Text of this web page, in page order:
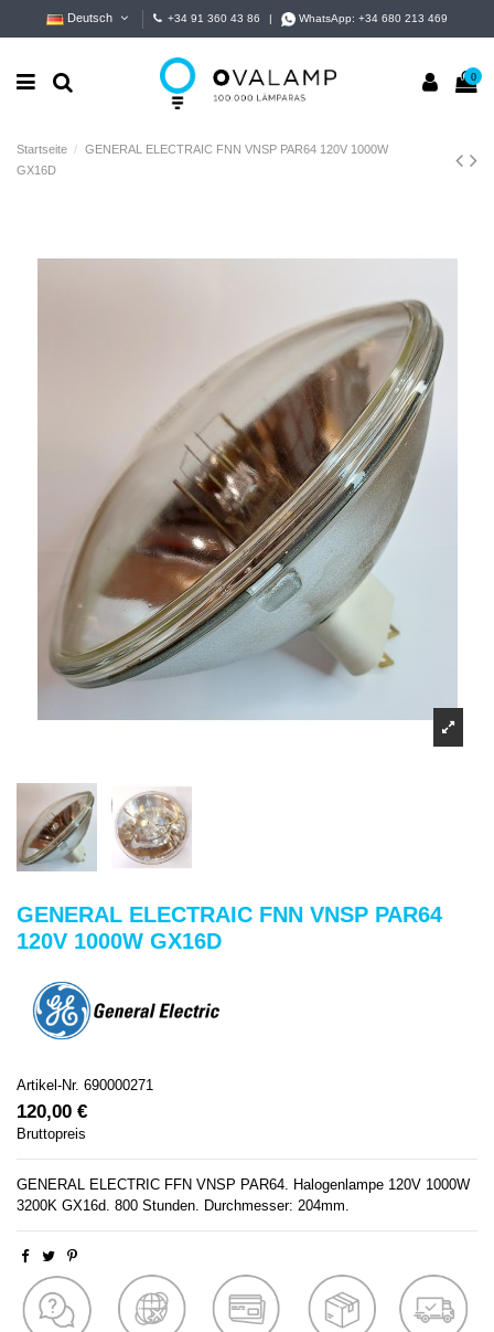
Deutsch +34 91 360 43 86 WhatsApp:+34 680 213 469
0
Startseite
GENERAL ELECTRAIC FNN VNSP PAR64 120V 1000W
GX16D
GENERAL ELECTRAIC FNN VNSP PAR64
120V 1000W GX16D
Artikel-Nr. 690000271
120,00 €
Bruttopreis
GENERAL ELECTRIC FFN VNSP PAR64. Halogenlampe 120V 1000W
3200K GX16d. 800 Stunden. Durchmesser: 204mm.